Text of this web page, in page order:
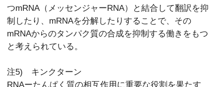
つmRNA（メッセンジャーRNA）と結合して翻訳を抑
制したり、mRNAを分解したりすることで、その
mRNAからのタンパク質の合成を抑制する働きをもつ
と考えられている。
注5) キンクターン
RNAーたんぱく質の相互作用に重要な役割を果たす